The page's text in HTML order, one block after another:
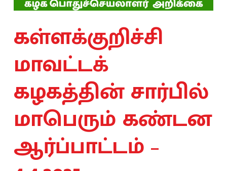
கள்ளக்குறிச்சி
மாவட்டக்
கழகத்தின் சார்பில்
மாபெரும் கண்டன
ஆர்ப்பாட்டம் –